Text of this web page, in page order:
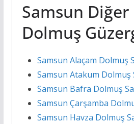
Samsun
Dolmuş
Samsun Alaçam Dolmuş
Samsun Atakum Dolmuş
Samsun Bafra Dolmuş
Samsun Çarşamba
Samsun Havza Dolmuş